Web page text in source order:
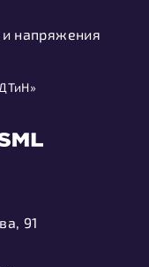
напряжения
91